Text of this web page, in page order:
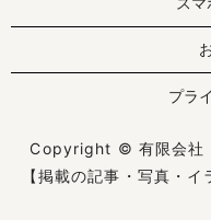
プラ
Copyright © 有限会
【掲載の記事・写真・